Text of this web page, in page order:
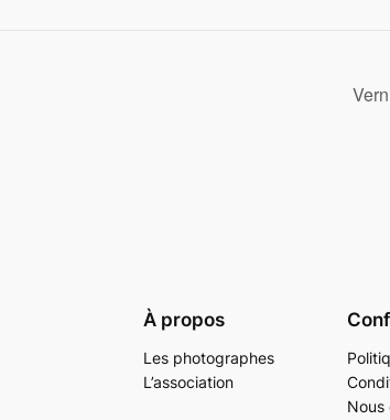
À propos
Les photographes
L’association
Nous